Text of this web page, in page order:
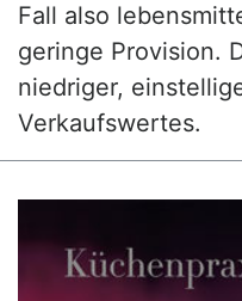
Fall also
geringe Provision.
niedriger,
Verkaufswertes.